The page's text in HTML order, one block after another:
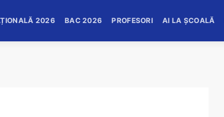
2026 BAC 2026 PROFESORI AI LA ȘCOALĂ